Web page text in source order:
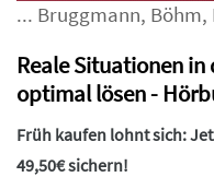
... Bruggmann, Böhm,
Reale Situationen
optimal lösen -
Früh kaufen lohnt sich:
49,50€ sichern!